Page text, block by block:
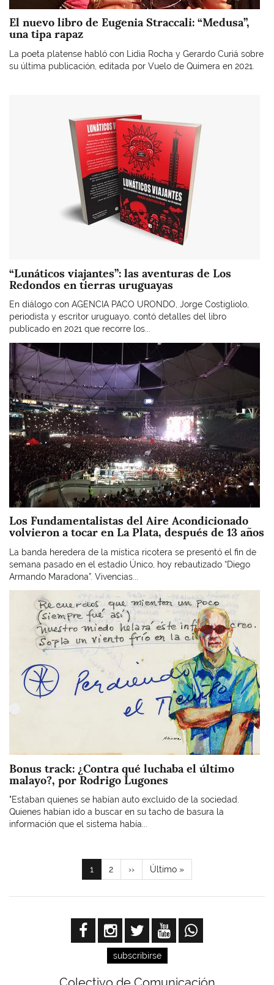
El nuevo libro de Eugenia Straccali: “Medusa”,
una tipa rapaz
La poeta platense habló con Lidia Rocha y Gerardo Curiá sobre
su última publicación, editada por Vuelo de Quimera en 2021.
“Lunáticos viajantes”: las aventuras de Los
Redondos en tierras uruguayas
En diálogo con AGENCIA PACO URONDO, Jorge Costigliolo,
periodista y escritor uruguayo, contó detalles del libro
publicado en 2021 que recorre los...
Imagen
Los Fundamentalistas del Aire Acondicionado
volvieron a tocar en La Plata, después de 13 años
La banda heredera de la mística ricotera se presentó el fin de
semana pasado en el estadio Único, hoy rebautizado “Diego
Armando Maradona”. Vivencias...
Bonus track: ¿Contra qué luchaba el último
malayo?, por Rodrigo Lugones
"Estaban quienes se habían auto excluido de la sociedad.
Quienes habían ido a buscar en su tacho de basura la
información que el sistema había...
Página
actual
1 Page
2
Siguiente
página
››
Última
página
Último »
subscribirse